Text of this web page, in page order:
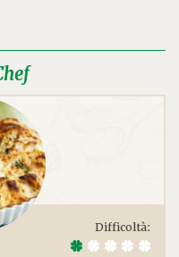
Difficoltà: